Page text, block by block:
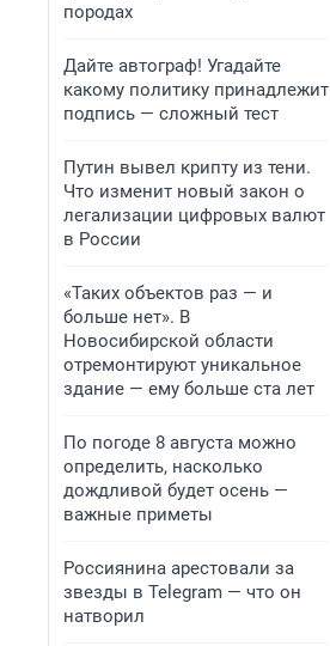
породах
Дайте автограф! Угадайте
какому политику принадлежит
подпись — сложный тест
Путин вывел крипту из тени.
Что изменит новый закон о
легализации цифровых валют
в России
«Таких объектов раз — и
больше нет». В
Новосибирской области
отремонтируют уникальное
здание — ему больше ста лет
По погоде 8 августа можно
определить, насколько
дождливой будет осень —
важные приметы
Россиянина арестовали за
звезды в Telegram — что он
натворил